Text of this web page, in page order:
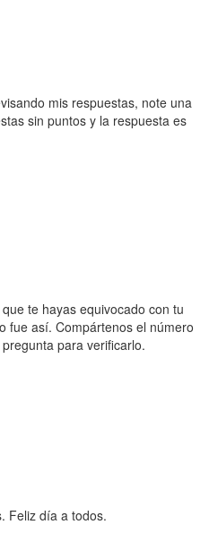
mis respuestas, note una
sin puntos y la respuesta es
te hayas equivocado con tu
fue así. Compártenos el número
para verificarlo.
Feliz día a todos.